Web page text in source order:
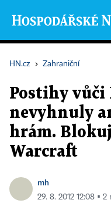
HN.cz › Zahraniční
Postihy vůči
nevyhnuly
hrám.
Warcraft
mh
29. 8. 2012 12:08 ▪